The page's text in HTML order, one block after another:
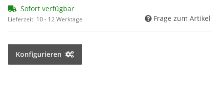
Sofort verfügbar
Lieferzeit: 10 - 12 Werktage Frage zum Artikel
Konfigurieren